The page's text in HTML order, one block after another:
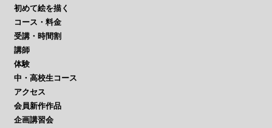
初めて絵を描く
コース・料金
受講・時間割
講師
体験
中・高校生コース
アクセス
会員新作作品
企画講習会